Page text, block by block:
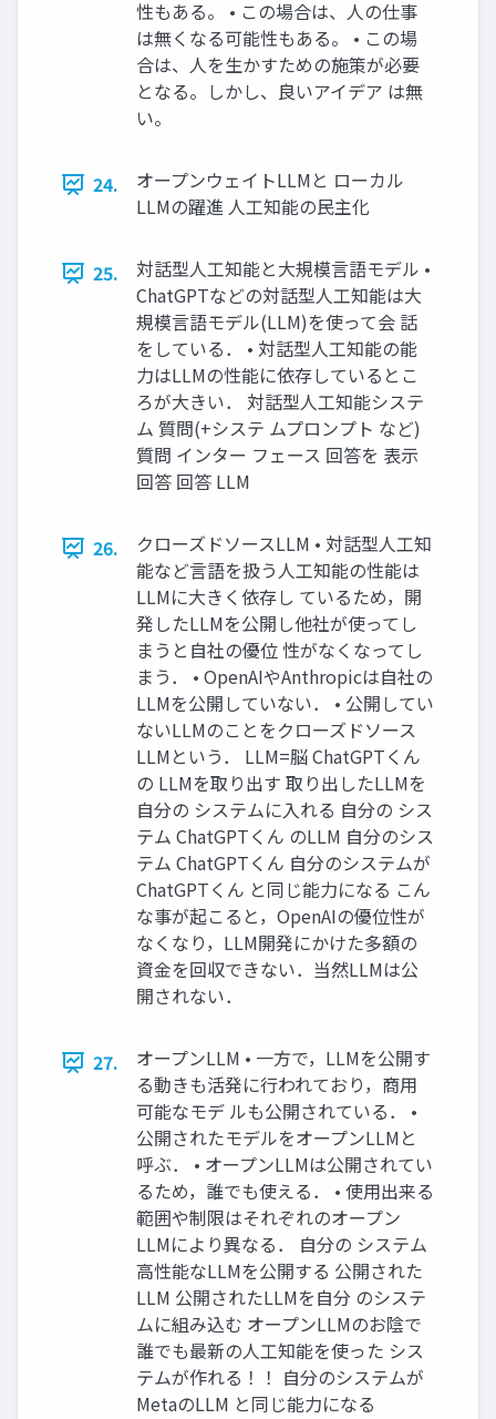
性もある。 • この場合は、人の仕事
は無くなる可能性もある。 • この場
合は、人を生かすための施策が必要
となる。しかし、良いアイデア は無
い。
24.
オープンウェイトLLMと ローカル
LLMの躍進 人工知能の民主化
25.
対話型人工知能と大規模言語モデル •
ChatGPTなどの対話型人工知能は大
規模言語モデル(LLM)を使って会 話
をしている． • 対話型人工知能の能
力はLLMの性能に依存しているとこ
ろが大きい． 対話型人工知能システ
ム 質問(+システ ムプロンプト など)
質問 インター フェース 回答を 表示
回答 回答 LLM
26.
クローズドソースLLM • 対話型人工知
能など言語を扱う人工知能の性能は
LLMに大きく依存し ているため，開
発したLLMを公開し他社が使ってし
まうと自社の優位 性がなくなってし
まう． • OpenAIやAnthropicは自社の
LLMを公開していない． • 公開してい
ないLLMのことをクローズドソース
LLMという． LLM=脳 ChatGPTくん
の LLMを取り出す 取り出したLLMを
自分の システムに入れる 自分の シス
テム ChatGPTくん のLLM 自分のシス
テム ChatGPTくん 自分のシステムが
ChatGPTくん と同じ能力になる こん
な事が起こると，OpenAIの優位性が
なくなり，LLM開発にかけた多額の
資金を回収できない．当然LLMは公
開されない．
27.
オープンLLM • 一方で，LLMを公開す
る動きも活発に行われており，商用
可能なモデ ルも公開されている． •
公開されたモデルをオープンLLMと
呼ぶ． • オープンLLMは公開されてい
るため，誰でも使える． • 使用出来る
範囲や制限はそれぞれのオープン
LLMにより異なる． 自分の システム
高性能なLLMを公開する 公開された
LLM 公開されたLLMを自分 のシステ
ムに組み込む オープンLLMのお陰で
誰でも最新の人工知能を使った シス
テムが作れる！！ 自分のシステムが
MetaのLLM と同じ能力になる